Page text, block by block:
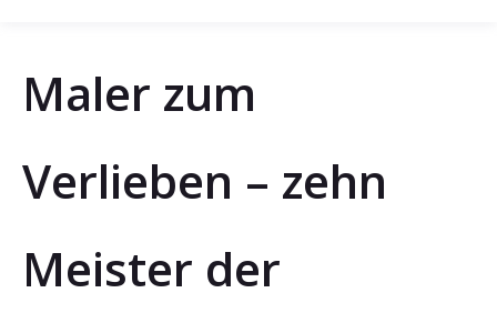
Maler zum
Verlieben – zehn
Meister der